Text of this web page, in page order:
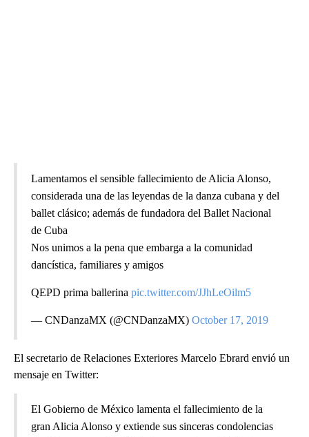
Lamentamos el sensible fallecimiento de Alicia Alonso,
considerada una de las leyendas de la danza cubana y del
ballet clásico; además de fundadora del Ballet Nacional
de Cuba
Nos unimos a la pena que embarga a la comunidad
dancística, familiares y amigos
QEPD prima ballerina pic.twitter.com/JJhLeOilm5
— CNDanzaMX (@CNDanzaMX) October 17, 2019
El secretario de Relaciones Exteriores Marcelo Ebrard envió un
mensaje en Twitter:
El Gobierno de México lamenta el fallecimiento de la
gran Alicia Alonso y extiende sus sinceras condolencias